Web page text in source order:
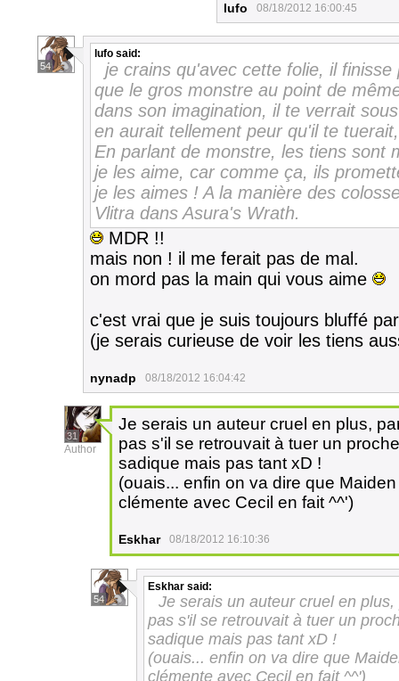
lufo 08/18/2012 16:00:45
54
lufo said:
je crains qu'avec cette folie, il
que le gros monstre au point de
dans son imagination, il te verrait
en aurait tellement peur qu'il te
En parlant de monstre, les tiens sont
je les aime, car comme ça, ils
je les aimes ! A la manière des
Vlitra dans Asura's Wrath.
MDR !!
mais non ! il me ferait pas de mal.
on mord pas la main qui vous aime
c'est vrai que je suis toujours bluffé
(je serais curieuse de voir les tiens
nynadp 08/18/2012 16:04:42
31
Author
Je serais un auteur cruel en plus,
pas s'il se retrouvait à tuer un
sadique mais pas tant xD !
(ouais... enfin on va dire que
clémente avec Cecil en fait ^^')
Eskhar 08/18/2012 16:10:36
54
Eskhar said:
Je serais un auteur cruel en
pas s'il se retrouvait à tuer un
sadique mais pas tant xD !
(ouais... enfin on va dire que
clémente avec Cecil en fait ^^')